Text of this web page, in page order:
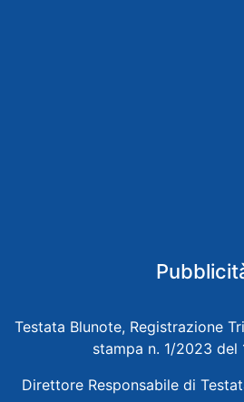
Testata Blunote, Registrazione
stampa n. 1/2023 del
Direttore Responsabile di